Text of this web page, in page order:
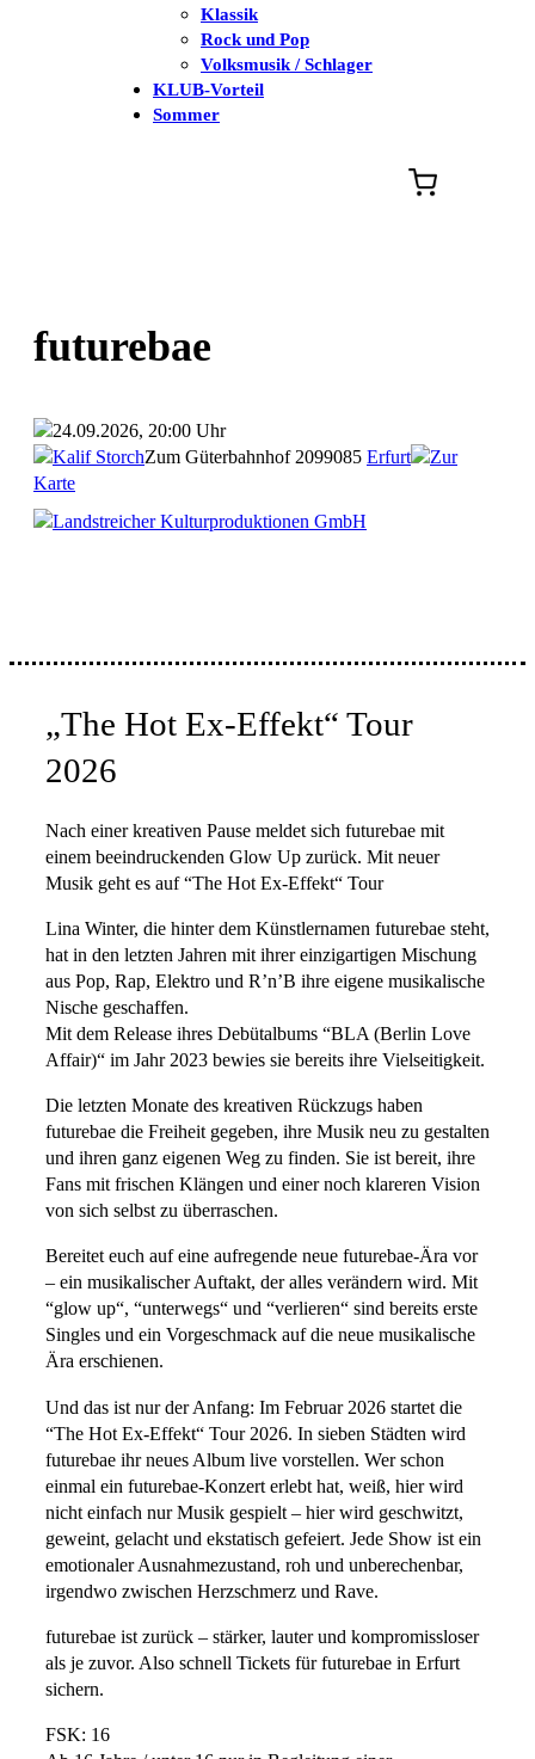
Klassik
Rock und Pop
Volksmusik / Schlager
KLUB-Vorteil
Sommer
futurebae
24.09.2026, 20:00 Uhr
Kalif StorchZum Güterbahnhof 2099085 Erfurt
Zur
Karte
Landstreicher Kulturproduktionen GmbH
„The Hot Ex-Effekt“ Tour
2026
Nach einer kreativen Pause meldet sich futurebae mit
einem beeindruckenden Glow Up zurück. Mit neuer
Musik geht es auf “The Hot Ex-Effekt“ Tour
Lina Winter, die hinter dem Künstlernamen futurebae steht,
hat in den letzten Jahren mit ihrer einzigartigen Mischung
aus Pop, Rap, Elektro und R’n’B ihre eigene musikalische
Nische geschaffen.
Mit dem Release ihres Debütalbums “BLA (Berlin Love
Affair)“ im Jahr 2023 bewies sie bereits ihre Vielseitigkeit.
Die letzten Monate des kreativen Rückzugs haben
futurebae die Freiheit gegeben, ihre Musik neu zu gestalten
und ihren ganz eigenen Weg zu finden. Sie ist bereit, ihre
Fans mit frischen Klängen und einer noch klareren Vision
von sich selbst zu überraschen.
Bereitet euch auf eine aufregende neue futurebae-Ära vor
– ein musikalischer Auftakt, der alles verändern wird. Mit
“glow up“, “unterwegs“ und “verlieren“ sind bereits erste
Singles und ein Vorgeschmack auf die neue musikalische
Ära erschienen.
Und das ist nur der Anfang: Im Februar 2026 startet die
“The Hot Ex-Effekt“ Tour 2026. In sieben Städten wird
futurebae ihr neues Album live vorstellen. Wer schon
einmal ein futurebae-Konzert erlebt hat, weiß, hier wird
nicht einfach nur Musik gespielt – hier wird geschwitzt,
geweint, gelacht und ekstatisch gefeiert. Jede Show ist ein
emotionaler Ausnahmezustand, roh und unberechenbar,
irgendwo zwischen Herzschmerz und Rave.
futurebae ist zurück – stärker, lauter und kompromissloser
als je zuvor. Also schnell Tickets für futurebae in Erfurt
sichern.
FSK: 16